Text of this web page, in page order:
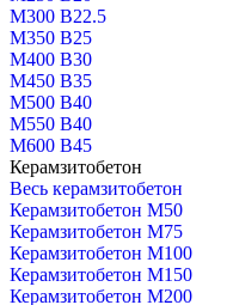
М300 В22.5
М350 В25
М400 В30
М450 В35
М500 В40
М550 В40
М600 В45
Керамзитобетон
Весь керамзитобетон
Керамзитобетон М50
Керамзитобетон М75
Керамзитобетон М100
Керамзитобетон М150
Керамзитобетон М200